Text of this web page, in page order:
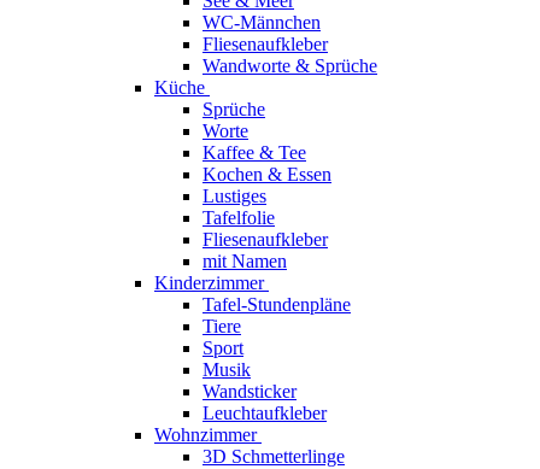
WC-Männchen
Fliesenaufkleber
Wandworte & Sprüche
Küche
Sprüche
Worte
Kaffee & Tee
Kochen & Essen
Lustiges
Tafelfolie
Fliesenaufkleber
mit Namen
Kinderzimmer
Tafel-Stundenpläne
Tiere
Sport
Musik
Wandsticker
Leuchtaufkleber
Wohnzimmer
3D Schmetterlinge